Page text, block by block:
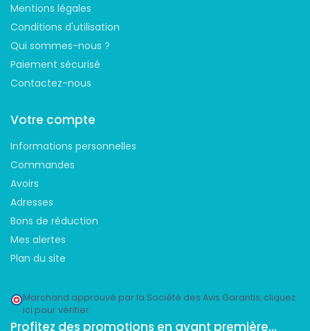
Mentions légales
Conditions d'utilisation
Qui sommes-nous ?
Paiement sécurisé
Contactez-nous
Votre compte
Informations personnelles
Commandes
Avoirs
Adresses
Bons de réduction
Mes alertes
Plan du site
Marchand approuvé par la Société des Avis Garantis, cliquez
ici pour vérifier.
Profitez des promotions en avant première...